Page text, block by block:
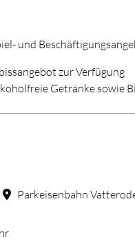
und
zur Verfügung
Getränke sowie
Parkeisenbahn